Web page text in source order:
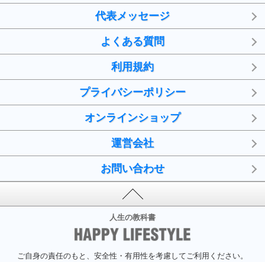
代表メッセージ
よくある質問
利用規約
プライバシーポリシー
オンラインショップ
運営会社
お問い合わせ
人生の教科書
ご自身の責任のもと、安全性・有用性を考慮してご利用ください。